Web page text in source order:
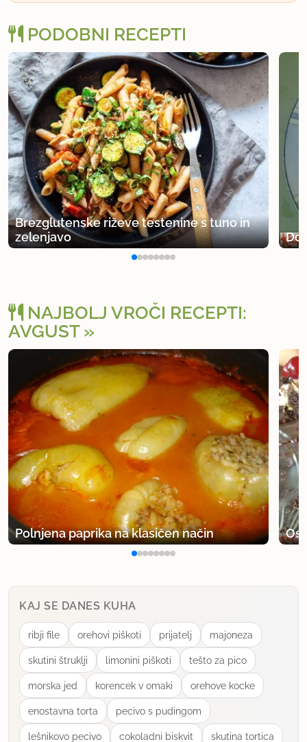
PODOBNI RECEPTI
Brezglutenske riževe testenine s tuno in
zelenjavo
NAJBOLJ VROČI RECEPTI:
AVGUST
Polnjena paprika na klasičen način
KAJ SE DANES KUHA
ribji file orehovi piškoti prijatelj majoneza
skutini štruklji limonini piškoti tešto za pico
morska jed korencek v omaki orehove kocke
enostavna torta pecivo s pudingom
lešnikovo pecivo cokoladni biskvit skutina tortica